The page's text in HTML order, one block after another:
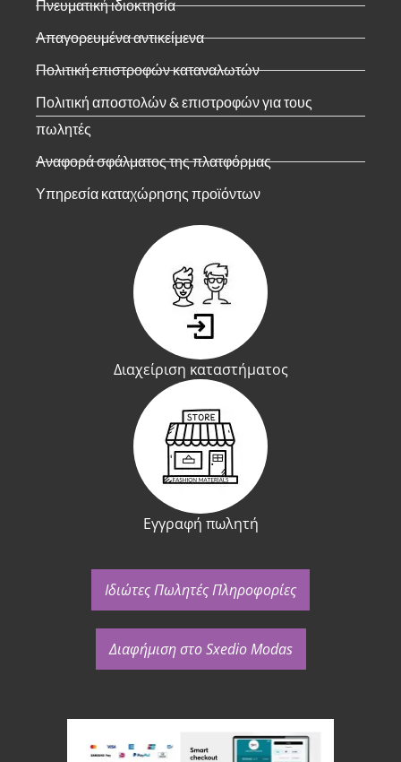
Πνευματική ιδιοκτησία
Απαγορευμένα αντικείμενα
Πολιτική επιστροφών καταναλωτών
Πολιτική αποστολών & επιστροφών για τους
πωλητές
Αναφορά σφάλματος της πλατφόρμας
Υπηρεσία καταχώρησης προϊόντων
Διαχείριση καταστήματος
Εγγραφή πωλητή
Ιδιώτες Πωλητές Πληροφορίες
Διαφήμιση στο Sxedio Modas